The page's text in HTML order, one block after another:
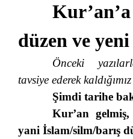
düzen ve
Önceki
tavsiye ederek
Şimdi tarihe
Kur’an
yani İslam/silm/barış